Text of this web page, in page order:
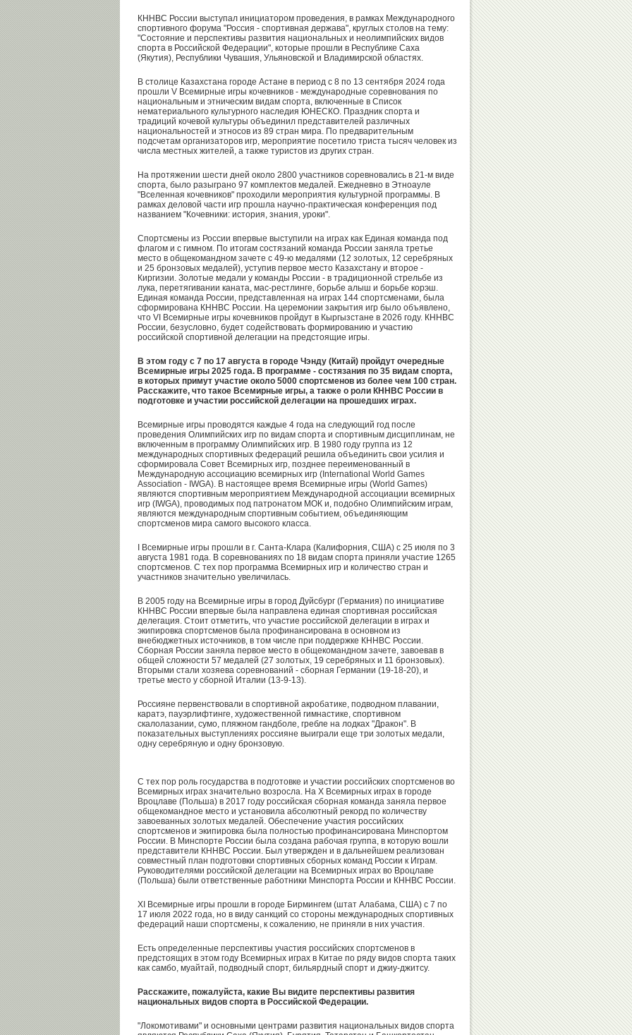
КННВС России выступал инициатором проведения, в рамках Международного
спортивного форума "Россия - спортивная держава", круглых столов на тему:
"Состояние и перспективы развития национальных и неолимпийских видов
спорта в Российской Федерации", которые прошли в Республике Саха
(Якутия), Республики Чувашия, Ульяновской и Владимирской областях.
В столице Казахстана городе Астане в период с 8 по 13 сентября 2024 года
прошли V Всемирные игры кочевников - международные соревнования по
национальным и этническим видам спорта, включенные в Список
нематериального культурного наследия ЮНЕСКО. Праздник спорта и
традиций кочевой культуры объединил представителей различных
национальностей и этносов из 89 стран мира. По предварительным
подсчетам организаторов игр, мероприятие посетило триста тысяч человек из
числа местных жителей, а также туристов из других стран.
На протяжении шести дней около 2800 участников соревновались в 21-м виде
спорта, было разыграно 97 комплектов медалей. Ежедневно в Этноауле
"Вселенная кочевников" проходили мероприятия культурной программы. В
рамках деловой части игр прошла научно-практическая конференция под
названием "Кочевники: история, знания, уроки".
Спортсмены из России впервые выступили на играх как Единая команда под
флагом и с гимном. По итогам состязаний команда России заняла третье
место в общекомандном зачете с 49-ю медалями (12 золотых, 12 серебряных
и 25 бронзовых медалей), уступив первое место Казахстану и второе -
Киргизии. Золотые медали у команды России - в традиционной стрельбе из
лука, перетягивании каната, мас-рестлинге, борьбе алыш и борьбе корэш.
Единая команда России, представленная на играх 144 спортсменами, была
сформирована КННВС России. На церемонии закрытия игр было объявлено,
что VI Всемирные игры кочевников пройдут в Кыргызстане в 2026 году. КННВС
России, безусловно, будет содействовать формированию и участию
российской спортивной делегации на предстоящие игры.
В этом году с 7 по 17 августа в городе Чэнду (Китай) пройдут очередные
Всемирные игры 2025 года. В программе - состязания по 35 видам спорта,
в которых примут участие около 5000 спортсменов из более чем 100 стран.
Расскажите, что такое Всемирные игры, а также о роли КННВС России в
подготовке и участии российской делегации на прошедших играх.
Всемирные игры проводятся каждые 4 года на следующий год после
проведения Олимпийских игр по видам спорта и спортивным дисциплинам, не
включенным в программу Олимпийских игр. В 1980 году группа из 12
международных спортивных федераций решила объединить свои усилия и
сформировала Совет Всемирных игр, позднее переименованный в
Международную ассоциацию всемирных игр (International World Games
Association - IWGA). В настоящее время Всемирные игры (World Games)
являются спортивным мероприятием Международной ассоциации всемирных
игр (IWGA), проводимых под патронатом МОК и, подобно Олимпийским играм,
являются международным спортивным событием, объединяющим
спортсменов мира самого высокого класса.
I Всемирные игры прошли в г. Санта-Клара (Калифорния, США) с 25 июля по 3
августа 1981 года. В соревнованиях по 18 видам спорта приняли участие 1265
спортсменов. С тех пор программа Всемирных игр и количество стран и
участников значительно увеличилась.
В 2005 году на Всемирные игры в город Дуйсбург (Германия) по инициативе
КННВС России впервые была направлена единая спортивная российская
делегация. Стоит отметить, что участие российской делегации в играх и
экипировка спортсменов была профинансирована в основном из
внебюджетных источников, в том числе при поддержке КННВС России.
Сборная России заняла первое место в общекомандном зачете, завоевав в
общей сложности 57 медалей (27 золотых, 19 серебряных и 11 бронзовых).
Вторыми стали хозяева соревнований - сборная Германии (19-18-20), и
третье место у сборной Италии (13-9-13).
Россияне первенствовали в спортивной акробатике, подводном плавании,
каратэ, пауэрлифтинге, художественной гимнастике, спортивном
скалолазании, сумо, пляжном гандболе, гребле на лодках "Дракон". В
показательных выступлениях россияне выиграли еще три золотых медали,
одну серебряную и одну бронзовую.
С тех пор роль государства в подготовке и участии российских спортсменов во
Всемирных играх значительно возросла. На X Всемирных играх в городе
Вроцлаве (Польша) в 2017 году российская сборная команда заняла первое
общекомандное место и установила абсолютный рекорд по количеству
завоеванных золотых медалей. Обеспечение участия российских
спортсменов и экипировка была полностью профинансирована Минспортом
России. В Минспорте России была создана рабочая группа, в которую вошли
представители КННВС России. Был утвержден и в дальнейшем реализован
совместный план подготовки спортивных сборных команд России к Играм.
Руководителями российской делегации на Всемирных играх во Вроцлаве
(Польша) были ответственные работники Минспорта России и КННВС России.
XI Всемирные игры прошли в городе Бирмингем (штат Алабама, США) с 7 по
17 июля 2022 года, но в виду санкций со стороны международных спортивных
федераций наши спортсмены, к сожалению, не приняли в них участия.
Есть определенные перспективы участия российских спортсменов в
предстоящих в этом году Всемирных играх в Китае по ряду видов спорта таких
как самбо, муайтай, подводный спорт, бильярдный спорт и джиу-джитсу.
Расскажите, пожалуйста, какие Вы видите перспективы развития
национальных видов спорта в Российской Федерации.
"Локомотивами" и основными центрами развития национальных видов спорта
Вячеслав
Фетисов
Ксения
Семенова
Александр
Москаленко
Валентин
Писеев
Олег
Емельянов
Валерий
Муратов
Иван
Утробин
Александр
Коган
Александр
Горшков
Никита
Нагорный
Виталий
Давыдов
Анатолий
Ионов
Омар
Муртузалиев
Наталья
Ярыгина
Валерий
Резанцев
Эльмира
Мирзоева
Дмитрий
Билозерчев
Эцио
Гамба
Татьяна
Голдобина
Ирина
Кравчук
Алла
Шишкина
Владимир
Тимошинин
Людмила
Титова
Галина
Шиповалова